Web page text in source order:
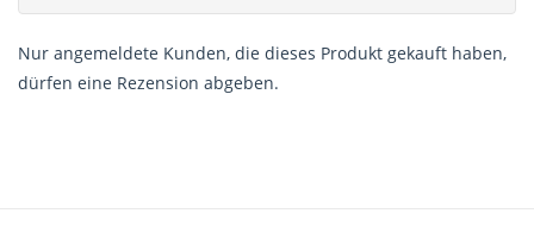
Nur angemeldete Kunden, die dieses Produkt gekauft haben,
dürfen eine Rezension abgeben.